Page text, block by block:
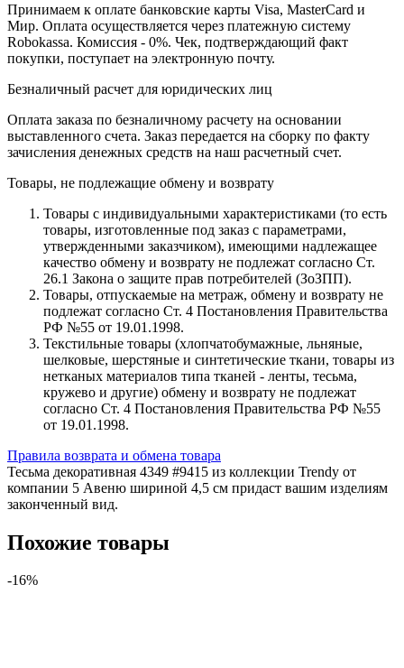
Принимаем к оплате банковские карты Visa, MasterCard и
Мир. Оплата осуществляется через платежную систему
Robokassa. Комиссия - 0%. Чек, подтверждающий факт
покупки, поступает на электронную почту.
Безналичный расчет для юридических лиц
Оплата заказа по безналичному расчету на основании
выставленного счета. Заказ передается на сборку по факту
зачисления денежных средств на наш расчетный счет.
Товары, не подлежащие обмену и возврату
Товары с индивидуальными характеристиками (то есть
товары, изготовленные под заказ с параметрами,
утвержденными заказчиком), имеющими надлежащее
качество обмену и возврату не подлежат согласно Ст.
26.1 Закона о защите прав потребителей (ЗоЗПП).
Товары, отпускаемые на метраж, обмену и возврату не
подлежат согласно Ст. 4 Постановления Правительства
РФ №55 от 19.01.1998.
Текстильные товары (хлопчатобумажные, льняные,
шелковые, шерстяные и синтетические ткани, товары из
нетканых материалов типа тканей - ленты, тесьма,
кружево и другие) обмену и возврату не подлежат
согласно Ст. 4 Постановления Правительства РФ №55
от 19.01.1998.
Правила возврата и обмена товара
Тесьма декоративная 4349 #9415 из коллекции Trendy от
компании 5 Авеню шириной 4,5 см придаст вашим изделиям
законченный вид.
Похожие товары
-16%